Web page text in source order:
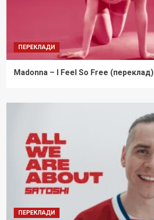
ПЕРЕКЛАДИ
Madonna – I Feel So Free (переклад)
ПЕРЕКЛАДИ